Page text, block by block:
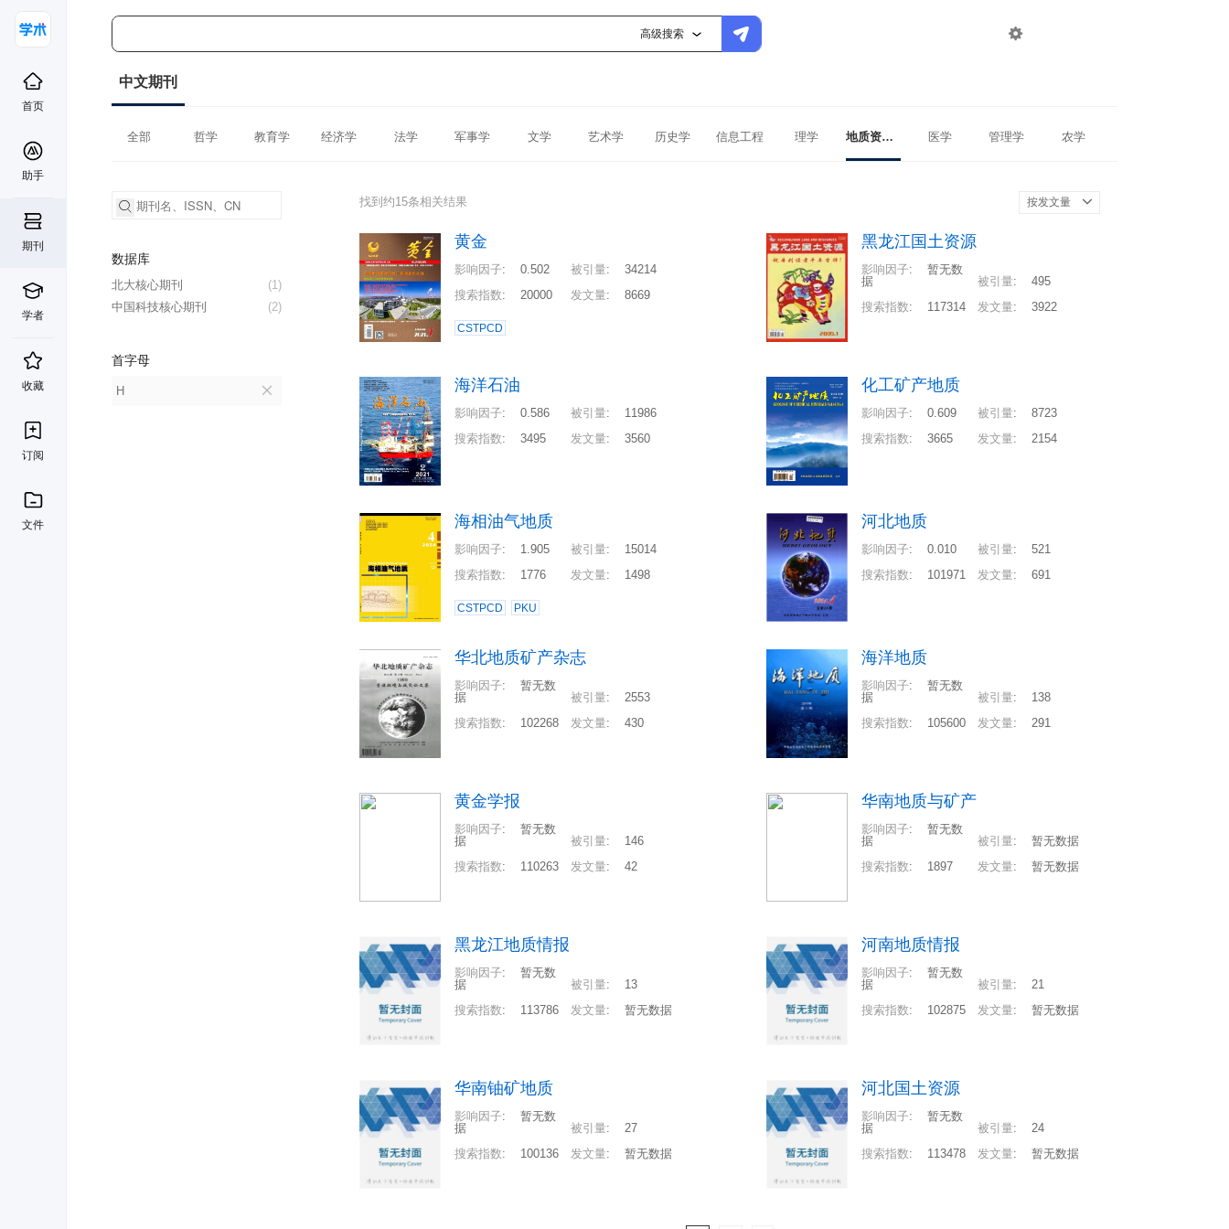
高级搜索 
首页
助手
期刊
学者
收藏
订阅
文件
中文期刊
全部 哲学 教育学 经济学 法学 军事学 文学 艺术学 历史学 信息工程 理学 地质资源与地质工程 医学 管理学 农学
数据库
(1)
北大核心期刊
(2)
中国科技核心期刊
首字母
H
找到约15条相关结果 按发文量
黄金
影响因子: 0.502 被引量:
34214
搜索指数: 20000 发文量: 8669
CSTPCD
黑龙江国土资源
影响因子:
暂无数
据
被引量:
495
搜索指数: 117314 发文量: 3922
海洋石油
影响因子: 0.586 被引量:
11986
搜索指数: 3495 发文量: 3560
化工矿产地质
影响因子: 0.609 被引量:
8723
搜索指数: 3665 发文量: 2154
海相油气地质
影响因子: 1.905 被引量:
15014
搜索指数: 1776 发文量: 1498
CSTPCD PKU
河北地质
影响因子: 0.010 被引量:
521
搜索指数: 101971 发文量: 691
华北地质矿产杂志
影响因子:
暂无数
据
被引量:
2553
搜索指数: 102268 发文量: 430
海洋地质
影响因子:
暂无数
据
被引量:
138
搜索指数: 105600 发文量: 291
黄金学报
影响因子:
暂无数
据
被引量:
146
搜索指数: 110263 发文量: 42
华南地质与矿产
影响因子:
暂无数
据
被引量:
暂无数据
搜索指数: 1897 发文量: 暂无数据
黑龙江地质情报
影响因子:
暂无数
据
被引量:
13
搜索指数: 113786 发文量: 暂无数据
河南地质情报
影响因子:
暂无数
据
被引量:
21
搜索指数: 102875 发文量: 暂无数据
华南铀矿地质
影响因子:
暂无数
据
被引量:
27
搜索指数: 100136 发文量: 暂无数据
河北国土资源
影响因子:
暂无数
据
被引量:
24
搜索指数: 113478 发文量: 暂无数据